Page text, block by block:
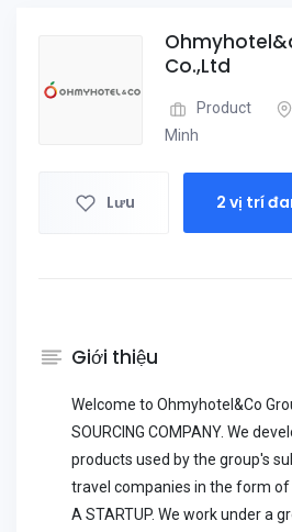
Co.,Ltd
Product
Minh
Lưu 2 vị trí
Giới thiệu
Welcome to Ohmyhotel&Co
SOURCING COMPANY. We
products used by the group's
travel companies in the form of
A STARTUP. We work under a